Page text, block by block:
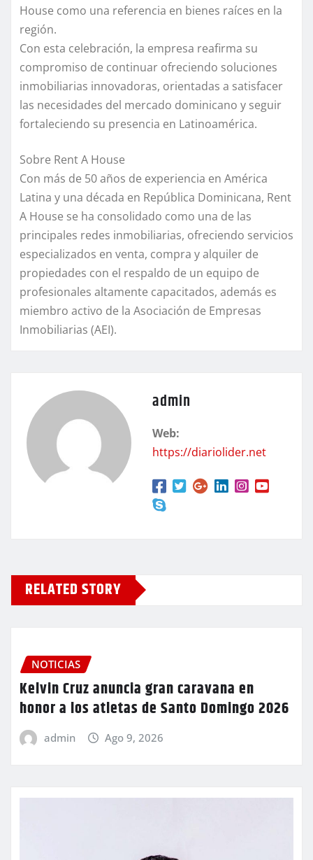
House como una referencia en bienes raíces en la
región.
Con esta celebración, la empresa reafirma su
compromiso de continuar ofreciendo soluciones
inmobiliarias innovadoras, orientadas a satisfacer
las necesidades del mercado dominicano y seguir
fortaleciendo su presencia en Latinoamérica.
Sobre Rent A House
Con más de 50 años de experiencia en América
Latina y una década en República Dominicana, Rent
A House se ha consolidado como una de las
principales redes inmobiliarias, ofreciendo servicios
especializados en venta, compra y alquiler de
propiedades con el respaldo de un equipo de
profesionales altamente capacitados, además es
miembro activo de la Asociación de Empresas
Inmobiliarias (AEI).
admin
Web:
https://diariolider.net
RELATED STORY
NOTICIAS
Kelvin Cruz anuncia gran caravana en
honor a los atletas de Santo Domingo 2026
admin Ago 9, 2026